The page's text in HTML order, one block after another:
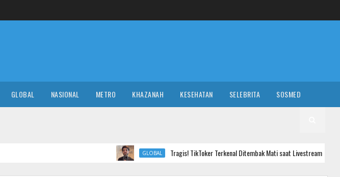
GLOBAL NASIONAL METRO KHAZANAH KESEHATAN SELEBRITA SOSMED
Tragis! TikToker Terkenal Ditembak Mati saat Livestreaming